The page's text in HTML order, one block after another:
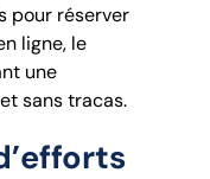
pour réserver
ligne, le
une
sans tracas.